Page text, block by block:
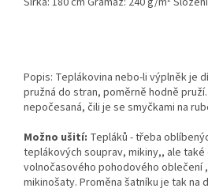
Popis: Teplákovina nebo-li výplněk je
pružná do stran, poměrně hodně
nepočesaná, čili je se smyčkami na
Možno ušití: Tepláků - třeba
teplákových souprav, mikiny,, ale také
volnočasového pohodového oblečení
mikinošaty. Proměna šatníku je tak na